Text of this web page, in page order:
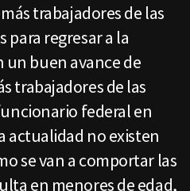
trabajadores de las
para regresar a la
un buen avance de
trabajadores de las
federal en
actualidad no existen
se van a comportar las
en menores de edad,